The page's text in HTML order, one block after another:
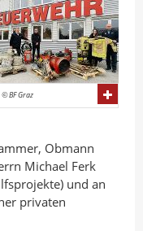
© BF Graz
Obmann
Michael Ferk
und an
privaten